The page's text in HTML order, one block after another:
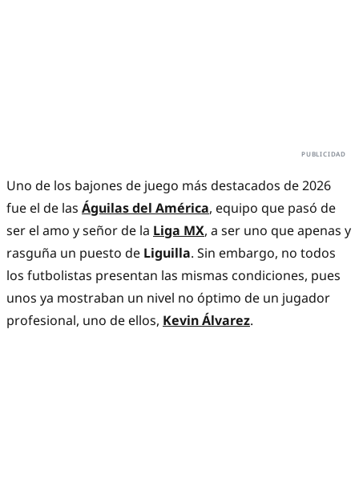
Uno de los bajones de juego más destacados de 2026
fue el de las Águilas del América, equipo que pasó de
ser el amo y señor de la Liga MX, a ser uno que apenas y
rasguña un puesto de Liguilla. Sin embargo, no todos
los futbolistas presentan las mismas condiciones, pues
unos ya mostraban un nivel no óptimo de un jugador
profesional, uno de ellos, Kevin Álvarez.